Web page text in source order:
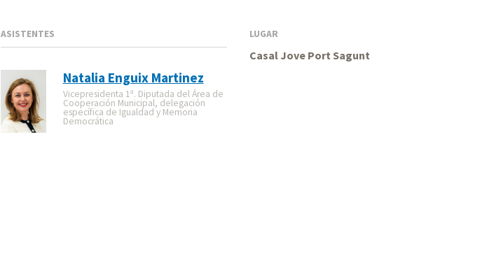
ASISTENTES
Natalia Enguix Martinez
Vicepresidenta 1ª. Diputada del Área de
Cooperación Municipal, delegación
específica de Igualdad y Memoria
Democrática
LUGAR
Casal Jove Port Sagunt